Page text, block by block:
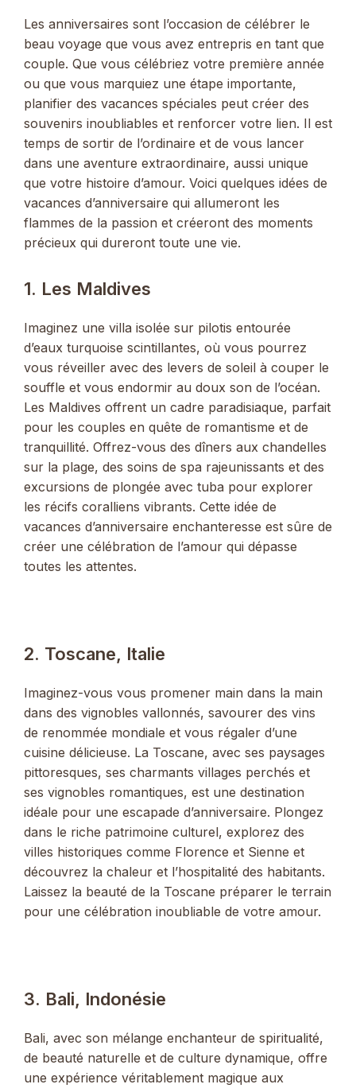
Les anniversaires sont l’occasion de célébrer le
beau voyage que vous avez entrepris en tant que
couple. Que vous célébriez votre première année
ou que vous marquiez une étape importante,
planifier des vacances spéciales peut créer des
souvenirs inoubliables et renforcer votre lien. Il est
temps de sortir de l’ordinaire et de vous lancer
dans une aventure extraordinaire, aussi unique
que votre histoire d’amour. Voici quelques idées de
vacances d’anniversaire qui allumeront les
flammes de la passion et créeront des moments
précieux qui dureront toute une vie.
1. Les Maldives
Imaginez une villa isolée sur pilotis entourée
d’eaux turquoise scintillantes, où vous pourrez
vous réveiller avec des levers de soleil à couper le
souffle et vous endormir au doux son de l’océan.
Les Maldives offrent un cadre paradisiaque, parfait
pour les couples en quête de romantisme et de
tranquillité. Offrez-vous des dîners aux chandelles
sur la plage, des soins de spa rajeunissants et des
excursions de plongée avec tuba pour explorer
les récifs coralliens vibrants. Cette idée de
vacances d’anniversaire enchanteresse est sûre de
créer une célébration de l’amour qui dépasse
toutes les attentes.
2. Toscane, Italie
Imaginez-vous vous promener main dans la main
dans des vignobles vallonnés, savourer des vins
de renommée mondiale et vous régaler d’une
cuisine délicieuse. La Toscane, avec ses paysages
pittoresques, ses charmants villages perchés et
ses vignobles romantiques, est une destination
idéale pour une escapade d’anniversaire. Plongez
dans le riche patrimoine culturel, explorez des
villes historiques comme Florence et Sienne et
découvrez la chaleur et l’hospitalité des habitants.
Laissez la beauté de la Toscane préparer le terrain
pour une célébration inoubliable de votre amour.
3. Bali, Indonésie
Bali, avec son mélange enchanteur de spiritualité,
de beauté naturelle et de culture dynamique, offre
une expérience véritablement magique aux